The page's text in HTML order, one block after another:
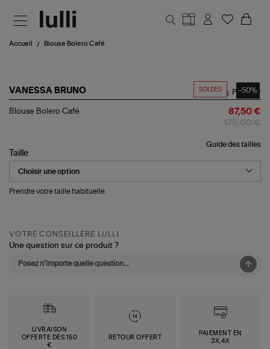
Accueil Blouse Bolero Café
SOLDES -50%
VANESSA BRUNO
Blouse
Partager
Blouse Bolero Café 87,50 €
Guide des tailles
Taille
Prendre votre taille habituelle.
VOTRE CONSEILLÈRE LULLI
Une question sur ce produit ?
LIVRAISON
OFFERTE DÈS 150
€
RETOUR OFFERT
PAIEMENT EN
3X,4X